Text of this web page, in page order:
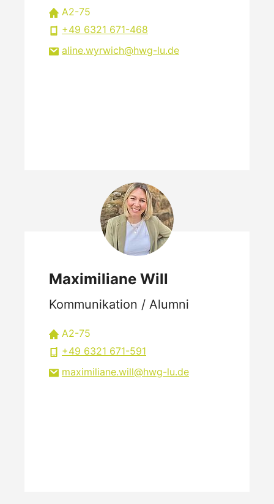
A2-75
+49 6321 671-468
aline.wyrwich
hwg-lu de
Maximiliane Will
Kommunikation / Alumni
A2-75
+49 6321 671-591
maximiliane.will
hwg-lu de